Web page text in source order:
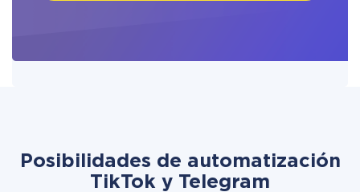
Posibilidades de automatización
TikTok y Telegram